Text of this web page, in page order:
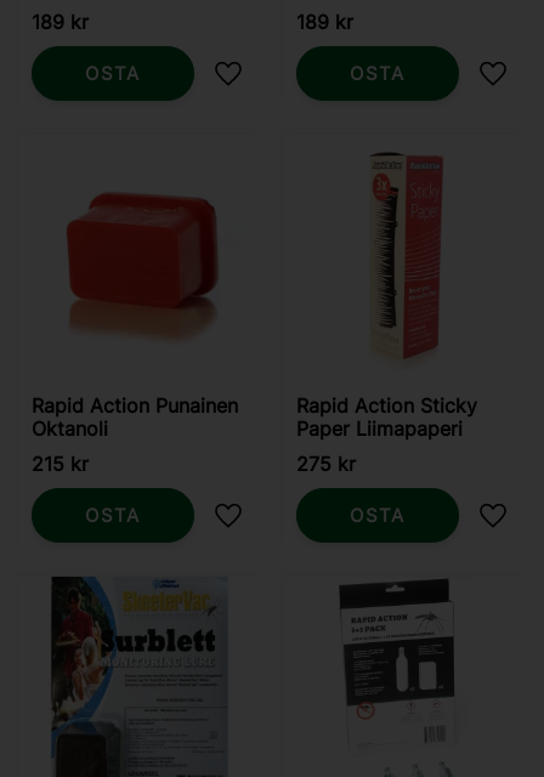
189 kr
Lisää suosikiksi
OSTA
189 kr
OSTA
Rapid Action Punainen
Oktanoli
215 kr
Lisää suosikiksi
OSTA
Rapid Action Sticky
Paper Liimapaperi
275 kr
OSTA